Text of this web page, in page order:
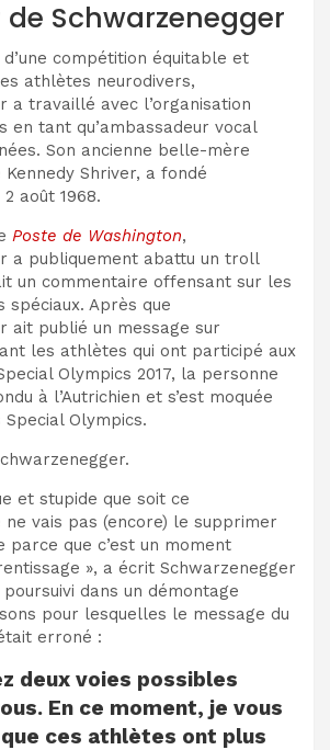
de Schwarzenegger
compétition équitable et
athlètes neurodivers,
a travaillé avec l’organisation
en tant qu’ambassadeur vocal
Son ancienne belle-mère
Kennedy Shriver, a fondé
août 1968.
Poste de Washington,
a publiquement abattu un troll
un commentaire offensant sur les
spéciaux. Après que
ait publié un message sur
les athlètes qui ont participé aux
Olympics 2017, la personne
à l’Autrichien et s’est moquée
Olympics.
et stupide que soit ce
ne vais pas (encore) le supprimer
parce que c’est un moment
», a écrit Schwarzenegger
dans un démontage
pour lesquelles le message du
erroné :
deux voies possibles
En ce moment, je vous
ces athlètes ont plus